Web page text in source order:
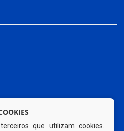
que utilizam cookies.